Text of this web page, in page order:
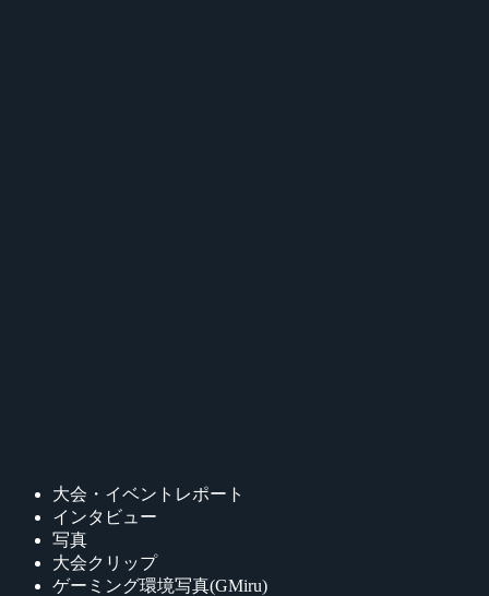
大会・イベントレポート
インタビュー
写真
大会クリップ
ゲーミング環境写真(GMiru)